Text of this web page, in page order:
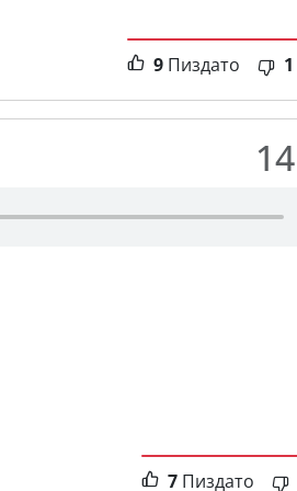
9 Пиздато 1
14
7 Пиздато